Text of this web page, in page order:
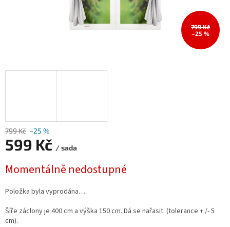
799 Kč
–25 %
799 Kč –25 %
599 Kč / sada
cena:
Momentálně nedostupné
Položka byla vyprodána…
Šíře záclony je 400 cm a výška 150 cm. Dá se nařasit. (tolerance + /- 5
cm).